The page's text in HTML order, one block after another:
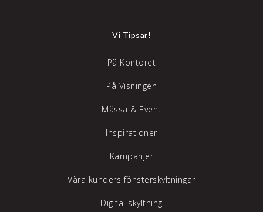
Vi Tipsar!
På Kontoret
På Visningen
Mässa & Event
Inspirationer
Kampanjer
Våra kunders fönsterskyltningar
Digital skyltning